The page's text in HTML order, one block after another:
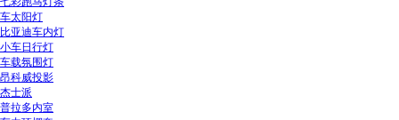
车太阳灯
比亚迪车内灯
小车日行灯
车载氛围灯
昂科威投影
杰士派
普拉多内室